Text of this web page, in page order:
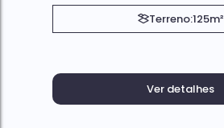
Terreno:125m²
Ver detalhes